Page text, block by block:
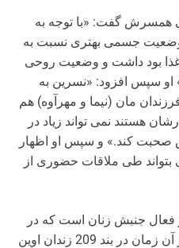
همسرش گفت: «با توجه به
جسمی بهتری نسبت به
بود داشت و وضعیت روحی
سپس افزود: «نسرین به
مان (نیما و مهرآوه) هم
هستند نمی تواند زیاد در
کند.» و سپس او اظهار
طی ملاقات حضوری از
فعال جنبش زنان است که در
روز 13 شهریور ماه بازداشت و از آن زمان در بند 209 زندان اوین